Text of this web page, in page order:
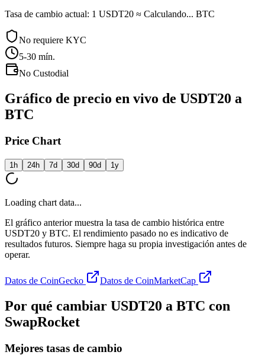
Tasa de cambio actual: 1 USDT20 ≈ Calculando... BTC
No requiere KYC
5-30 mín.
No Custodial
Gráfico de precio en vivo de USDT20 a
BTC
Price Chart
1h 24h 7d 30d 90d 1y
Loading chart data...
El gráfico anterior muestra la tasa de cambio histórica entre
USDT20 y BTC. El rendimiento pasado no es indicativo de
resultados futuros. Siempre haga su propia investigación antes de
operar.
Datos de CoinGecko Datos de CoinMarketCap
Por qué cambiar USDT20 a BTC con
SwapRocket
Mejores tasas de cambio